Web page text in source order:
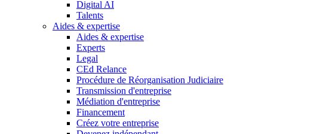
Digital AI
Talents
Aides & expertise
Aides & expertise
Experts
Legal
CEd Relance
Procédure de Réorganisation Judiciaire
Transmission d'entreprise
Médiation d'entreprise
Financement
Créez votre entreprise